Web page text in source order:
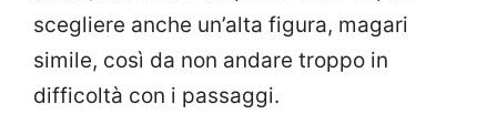
scegliere anche un’alta figura, magari
simile, così da non andare troppo in
difficoltà con i passaggi.